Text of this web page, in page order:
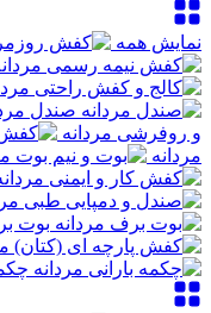
نمایش همه
صندل
و روفرشی مردانه
مردانه
بوت